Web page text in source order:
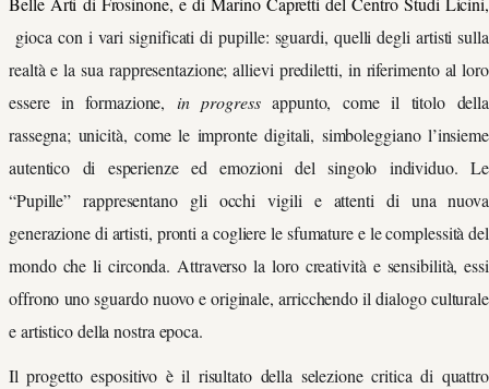
gioca con i vari significati di pupille: sguardi, quelli degli artisti sulla
realtà e la sua rappresentazione; allievi prediletti, in riferimento al loro
essere in formazione, in progressappunto, come il titolo della
rassegna; unicità, come le impronte digitali, simboleggiano l’insieme
autentico di esperienze ed emozioni del singolo individuo. Le
“Pupille” rappresentano gli occhi vigili e attenti di una nuova
generazione di artisti, pronti a cogliere le sfumature e le complessità del
mondo che li circonda. Attraverso la loro creatività e sensibilità, essi
offrono uno sguardo nuovo e originale, arricchendo il dialogo culturale
e artistico della nostra epoca.
Il progetto espositivo è il risultato della selezione critica di quattro